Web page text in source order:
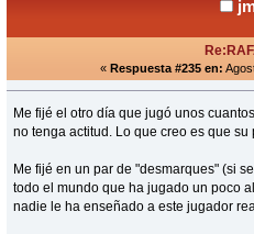
« Respuesta #235 en:
Me fijé el otro día que jugó unos
no tenga actitud. Lo que creo es que
Me fijé en un par de "desmarques" (si
todo el mundo que ha jugado un poco
nadie le ha enseñado a este jugador